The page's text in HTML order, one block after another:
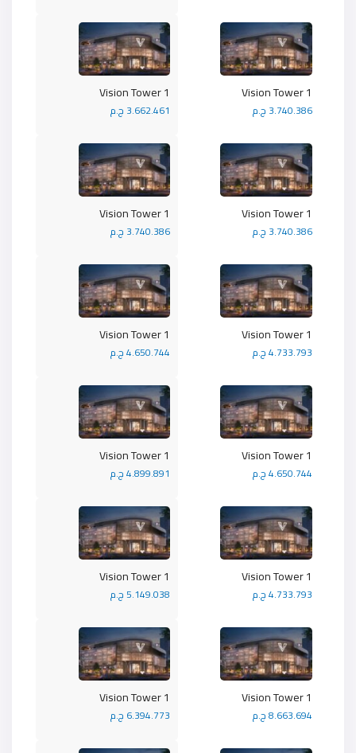
Vision Tower 1
3.662.461 ج.م
Vision Tower 1
3.740.386 ج.م
Vision Tower 1
3.740.386 ج.م
Vision Tower 1
3.740.386 ج.م
Vision Tower 1
4.650.744 ج.م
Vision Tower 1
4.733.793 ج.م
Vision Tower 1
4.899.891 ج.م
Vision Tower 1
4.650.744 ج.م
Vision Tower 1
5.149.038 ج.م
Vision Tower 1
4.733.793 ج.م
Vision Tower 1
6.394.773 ج.م
Vision Tower 1
8.663.694 ج.م